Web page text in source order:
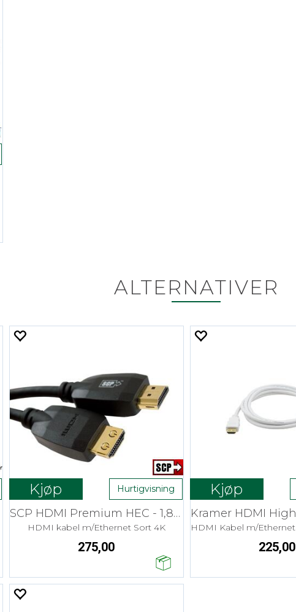
ALTERNATIVER
Kjøp Hurtigvisning
SCP HDMI Premium HEC - 1,8 m Install
HDMI kabel m/Ethernet Sort 4K
275,00
Kjøp
225,00